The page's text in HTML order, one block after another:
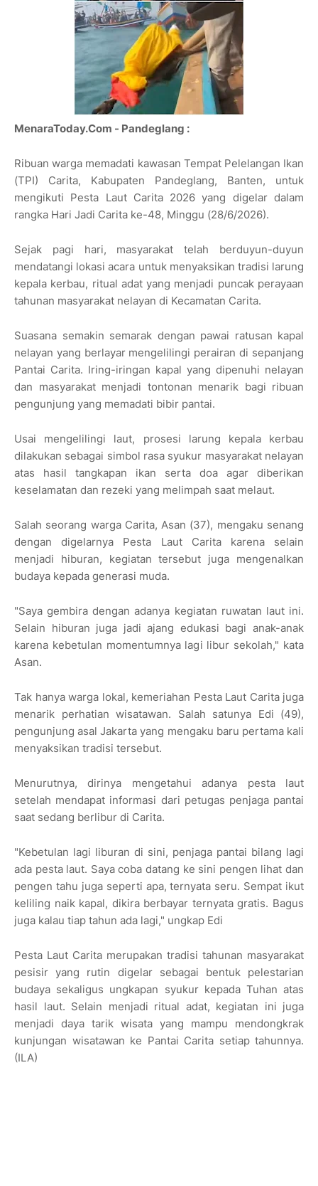
MenaraToday.Com - Pandeglang :
Ribuan warga memadati kawasan Tempat Pelelangan Ikan
(TPI) Carita, Kabupaten Pandeglang, Banten, untuk
mengikuti Pesta Laut Carita 2026 yang digelar dalam
rangka Hari Jadi Carita ke-48, Minggu (28/6/2026).
Sejak pagi hari, masyarakat telah berduyun-duyun
mendatangi lokasi acara untuk menyaksikan tradisi larung
kepala kerbau, ritual adat yang menjadi puncak perayaan
tahunan masyarakat nelayan di Kecamatan Carita.
Suasana semakin semarak dengan pawai ratusan kapal
nelayan yang berlayar mengelilingi perairan di sepanjang
Pantai Carita. Iring-iringan kapal yang dipenuhi nelayan
dan masyarakat menjadi tontonan menarik bagi ribuan
pengunjung yang memadati bibir pantai.
Usai mengelilingi laut, prosesi larung kepala kerbau
dilakukan sebagai simbol rasa syukur masyarakat nelayan
atas hasil tangkapan ikan serta doa agar diberikan
keselamatan dan rezeki yang melimpah saat melaut.
Salah seorang warga Carita, Asan (37), mengaku senang
dengan digelarnya Pesta Laut Carita karena selain
menjadi hiburan, kegiatan tersebut juga mengenalkan
budaya kepada generasi muda.
"Saya gembira dengan adanya kegiatan ruwatan laut ini.
Selain hiburan juga jadi ajang edukasi bagi anak-anak
karena kebetulan momentumnya lagi libur sekolah," kata
Asan.
Tak hanya warga lokal, kemeriahan Pesta Laut Carita juga
menarik perhatian wisatawan. Salah satunya Edi (49),
pengunjung asal Jakarta yang mengaku baru pertama kali
menyaksikan tradisi tersebut.
Menurutnya, dirinya mengetahui adanya pesta laut
setelah mendapat informasi dari petugas penjaga pantai
saat sedang berlibur di Carita.
"Kebetulan lagi liburan di sini, penjaga pantai bilang lagi
ada pesta laut. Saya coba datang ke sini pengen lihat dan
pengen tahu juga seperti apa, ternyata seru. Sempat ikut
keliling naik kapal, dikira berbayar ternyata gratis. Bagus
juga kalau tiap tahun ada lagi," ungkap Edi
Pesta Laut Carita merupakan tradisi tahunan masyarakat
pesisir yang rutin digelar sebagai bentuk pelestarian
budaya sekaligus ungkapan syukur kepada Tuhan atas
hasil laut. Selain menjadi ritual adat, kegiatan ini juga
menjadi daya tarik wisata yang mampu mendongkrak
kunjungan wisatawan ke Pantai Carita setiap tahunnya.
(ILA)